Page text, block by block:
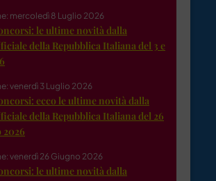
mercoledì 8 Luglio 2026
le ultime novità dalla
della Repubblica Italiana del 3 e
venerdì 3 Luglio 2026
ecco le ultime novità dalla
della Repubblica Italiana del 26
2026
venerdì 26 Giugno 2026
le ultime novità dalla